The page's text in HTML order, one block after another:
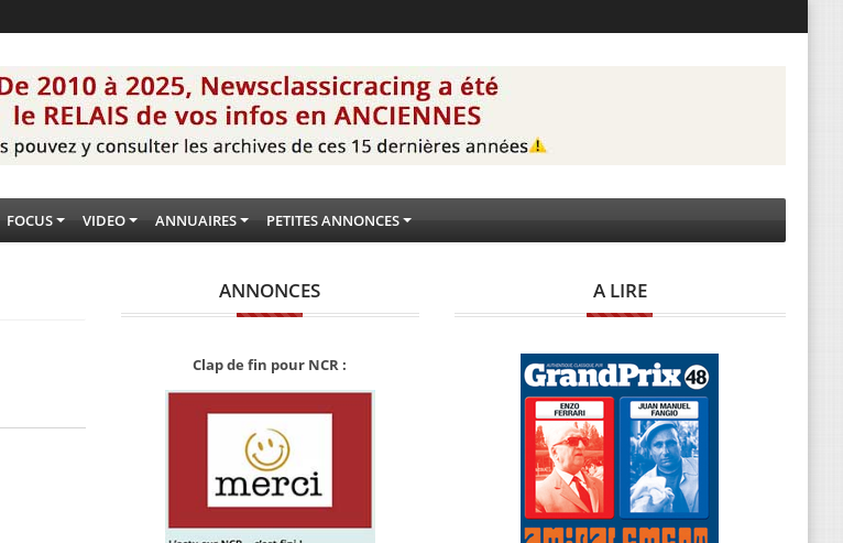
FOCUS VIDEO ANNUAIRES PETITES ANNONCES
ANNONCES
Clap de fin pour NCR :
A LIRE